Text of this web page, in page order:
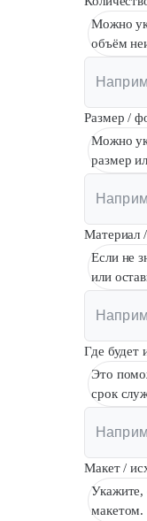
Можно
объём
Размер /
Можно
размер
Материал
Если не
или
Где будет
Это
срок
Макет /
Укажите,
макетом.